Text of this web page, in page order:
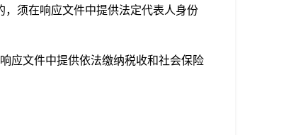
，须在响应文件中提供法定代表人身份
应文件中提供依法缴纳税收和社会保险